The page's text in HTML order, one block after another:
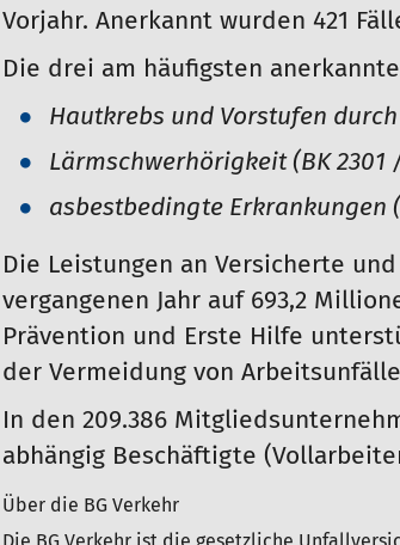
Vorjahr. Anerkannt wurden 421
Die drei am häufigsten
Hautkrebs und Vorstufen
Lärmschwerhörigkeit (BK 2301
asbestbedingte Erkrankungen
Die Leistungen an Versicherte
vergangenen Jahr auf 693,2
Prävention und Erste Hilfe
der Vermeidung von
In den 209.386
abhängig Beschäftigte
Über die BG Verkehr
Die BG Verkehr ist die gesetzliche